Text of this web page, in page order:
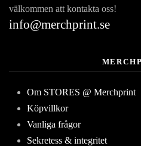
välkommen att kontakta oss!
info@merchprint.se
Om STORES @ Merchprint
Köpvillkor
Vanliga frågor
Sekretess & integritet